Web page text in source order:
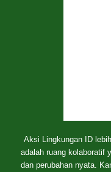
Aksi Lingkungan ID
adalah ruang kolaboratif
dan perubahan nyata.